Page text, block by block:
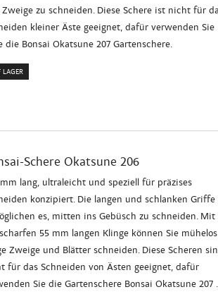
zu schneiden. Diese Schere ist nicht für
kleiner Äste geeignet, dafür verwenden Sie
die Bonsai Okatsune 207 Gartenschere.
LAGER
Schere Okatsune 206
lang, ultraleicht und speziell für präzises
konzipiert. Die langen und schlanken Griffe
es, mitten ins Gebüsch zu schneiden. Mit
55 mm langen Klinge können Sie mühelos
Zweige und Blätter schneiden. Diese Scheren
für das Schneiden von Ästen geeignet, dafür
Sie die Gartenschere Bonsai Okatsune 207 .